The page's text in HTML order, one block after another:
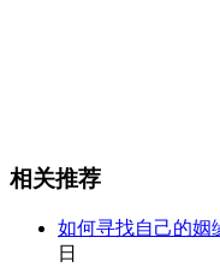
相关推荐
如何寻找自己的姻
日